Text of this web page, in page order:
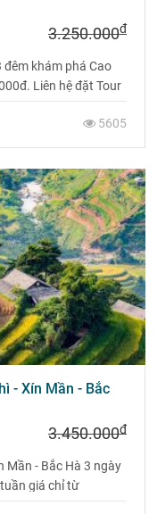
3.250.000đ
đêm khám phá Cao
Liên hệ đặt Tour
5605
- Xín Mần - Bắc
3.450.000đ
Mần - Bắc Hà 3 ngày
giá chỉ từ